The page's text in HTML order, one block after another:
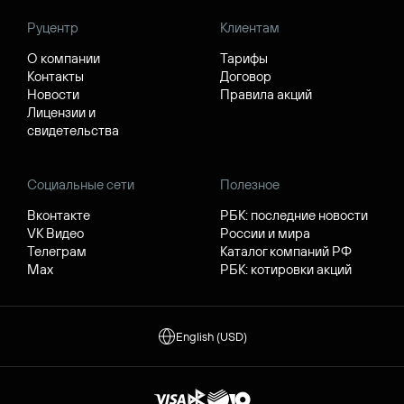
Руцентр
О компании
Контакты
Новости
Лицензии и
свидетельства
Клиентам
Тарифы
Договор
Правила акций
Социальные сети
Вконтакте
VK Видео
Телеграм
Max
Полезное
РБК: последние новости
России и мира
Каталог компаний РФ
РБК: котировки акций
English (USD)